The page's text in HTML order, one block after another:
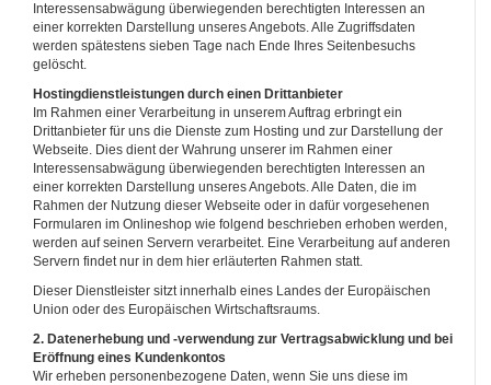
Interessensabwägung überwiegenden berechtigten Interessen an
einer korrekten Darstellung unseres Angebots. Alle Zugriffsdaten
werden spätestens sieben Tage nach Ende Ihres Seitenbesuchs
gelöscht.
Hostingdienstleistungen durch einen Drittanbieter
Im Rahmen einer Verarbeitung in unserem Auftrag erbringt ein
Drittanbieter für uns die Dienste zum Hosting und zur Darstellung der
Webseite. Dies dient der Wahrung unserer im Rahmen einer
Interessensabwägung überwiegenden berechtigten Interessen an
einer korrekten Darstellung unseres Angebots. Alle Daten, die im
Rahmen der Nutzung dieser Webseite oder in dafür vorgesehenen
Formularen im Onlineshop wie folgend beschrieben erhoben werden,
werden auf seinen Servern verarbeitet. Eine Verarbeitung auf anderen
Servern findet nur in dem hier erläuterten Rahmen statt.
Dieser Dienstleister sitzt innerhalb eines Landes der Europäischen
Union oder des Europäischen Wirtschaftsraums.
2. Datenerhebung und -verwendung zur Vertragsabwicklung und bei
Eröffnung eines Kundenkontos
Wir erheben personenbezogene Daten, wenn Sie uns diese im